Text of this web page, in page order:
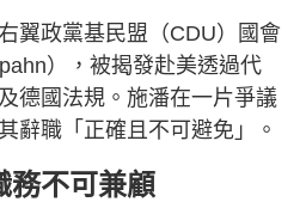
翼政黨基民盟（CDU）國會
），被揭發赴美透過代
德國法規。施潘在一片爭議
辭職「正確且不可避免」。
務不可兼顧